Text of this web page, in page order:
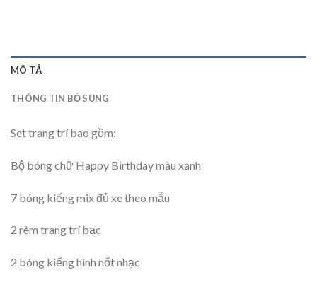
MÔ TẢ
THÔNG TIN BỔ SUNG
Set trang trí bao gồm:
Bộ bóng chữ Happy Birthday màu xanh
7 bóng kiếng mix đủ xe theo mẫu
2 rèm trang trí bạc
2 bóng kiếng hình nốt nhạc